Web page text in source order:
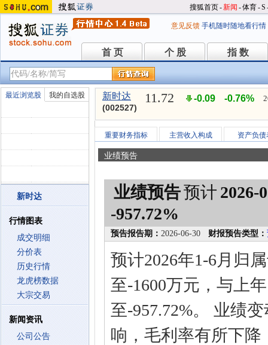
搜狐首页-新闻 -体育-S
意见反馈 手机随时随地看行情
首 页
首 页 个 股
个 股 指 数
指 数
最近浏览股 我的自选股
新时达
行情图表
成交明细
分价表
历史行情
龙虎榜数据
大宗交易
新闻资讯
公司公告
新时达
(002527)
11.72 -0.09 -0.76%
重要财务指标 主营收入构成 资产负债
业绩预告
业绩预告预计 2026-
-957.72%
预告报告期： 2026-06-30 财报预告类型：
预计2026年1-6月归
至-1600万元，与上
至-957.72%。 业绩
响，毛利率有所下